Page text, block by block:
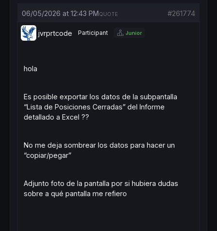
06/05/2026 at 12:43 PM #261774
QUOTE
jvrprtcode Participant Junior
hola
Es posible exportar los datos de la subpantalla
“Lista de Posiciones Cerradas” del Informe
detallado a Excel ??
No me deja sombrear los datos para hacer un
“copiar/pegar”
Adjunto foto de la pantalla por si hubiera dudas
sobre a qué pantalla me refiero